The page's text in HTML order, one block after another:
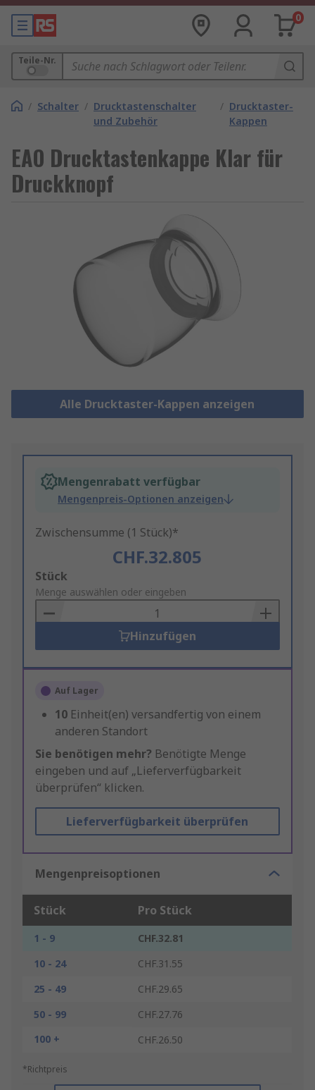
0
Teile-Nr.
/ Schalter / Drucktastenschalter
und Zubehör
/ Drucktaster-
Kappen
EAO Drucktastenkappe Klar für
Druckknopf
Alle Drucktaster-Kappen anzeigen
Mengenrabatt verfügbar
Mengenpreis-Optionen anzeigen
Zwischensumme (1 Stück)*
CHF.32.805
Add
to
Basket
Stück
Menge auswählen oder eingeben
Hinzufügen
Auf Lager
10 Einheit(en) versandfertig von einem
anderen Standort
Sie benötigen mehr? Benötigte Menge
eingeben und auf „Lieferverfügbarkeit
überprüfen“ klicken.
Lieferverfügbarkeit überprüfen
Mengenpreisoptionen
Stück Pro Stück
1 - 9
CHF.32.81
10 - 24
CHF.31.55
25 - 49
CHF.29.65
50 - 99
CHF.27.76
100 +
CHF.26.50
*Richtpreis